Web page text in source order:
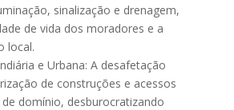
sinalização e drenagem,
de vida dos moradores e a
local.
e Urbana: A desafetação
de construções e acessos
domínio, desburocratizando